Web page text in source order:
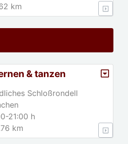
km
& tanzen
Schloßrondell
21:00 h
km